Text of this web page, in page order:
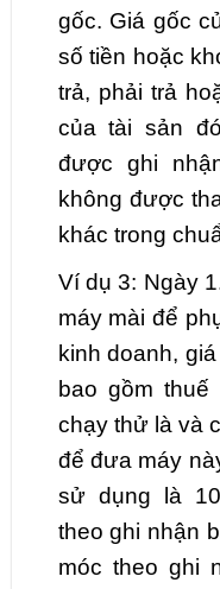
gốc. Giá gốc
số tiền hoặc
trả, phải trả
của tài sản
được ghi
không được
khác trong
Ví dụ 3: Ngày
máy mài để
kinh doanh,
bao gồm
chạy thử là và
để đưa máy
sử dụng là
theo ghi nhận
móc theo ghi